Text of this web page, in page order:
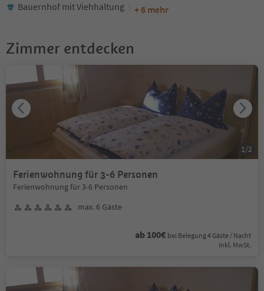
Bauernhof mit Viehhaltung
+ 6 mehr
Zimmer entdecken
Ferienwohnung für 3-6 Personen
Ferienwohnung für 3-6 Personen
max. 6 Gäste
ab 100€ bei Belegung 4 Gäste / Nacht
Inkl. MwSt.
1/2